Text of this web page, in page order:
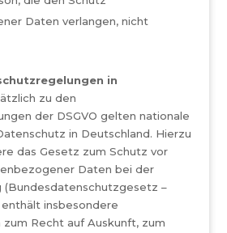
Daten verlangen, nicht
in
zu den
der DSGVO gelten nationale
in Deutschland. Hierzu
das Gesetz zum Schutz vor
Daten bei der
(Bundesdatenschutzgesetz –
enthält insbesondere
Recht auf Auskunft, zum